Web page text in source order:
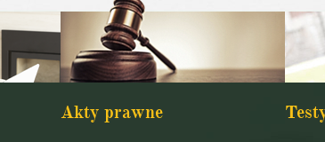
Akty prawne